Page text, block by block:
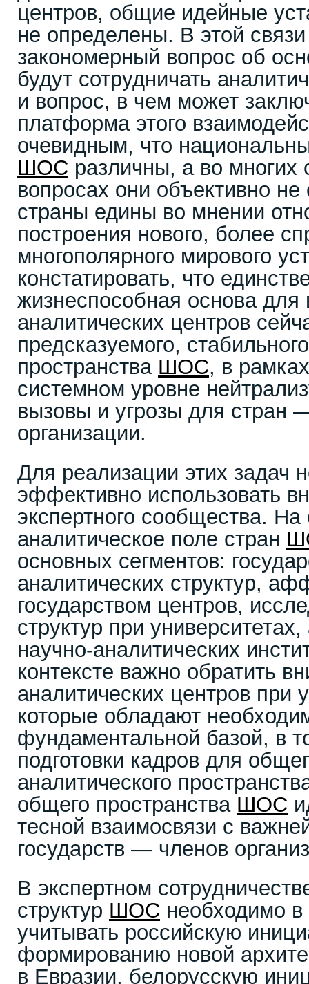
центров, общие идейные
не определены. В этой связи
закономерный вопрос об
будут сотрудничать
и вопрос, в чем может
платформа этого
очевидным, что
ШОС различны, а во многих
вопросах они объективно
страны едины во мнении
построения нового, более
многополярного мирового
констатировать, что
жизнеспособная основа для
аналитических центров
предсказуемого,
пространства ШОС, в
системном уровне
вызовы и угрозы для стран
организации.
Для реализации этих задач
эффективно использовать
экспертного сообщества.
аналитическое поле стран
основных сегментов:
аналитических структур,
государством центров,
структур при
научно-аналитических
контексте важно обратить
аналитических центров при
которые обладают
фундаментальной базой, в
подготовки кадров для
аналитического
общего пространства ШОС
тесной взаимосвязи с
государств — членов
В экспертном
структур ШОС необходимо
учитывать российскую
формированию новой
в Евразии, белорусскую